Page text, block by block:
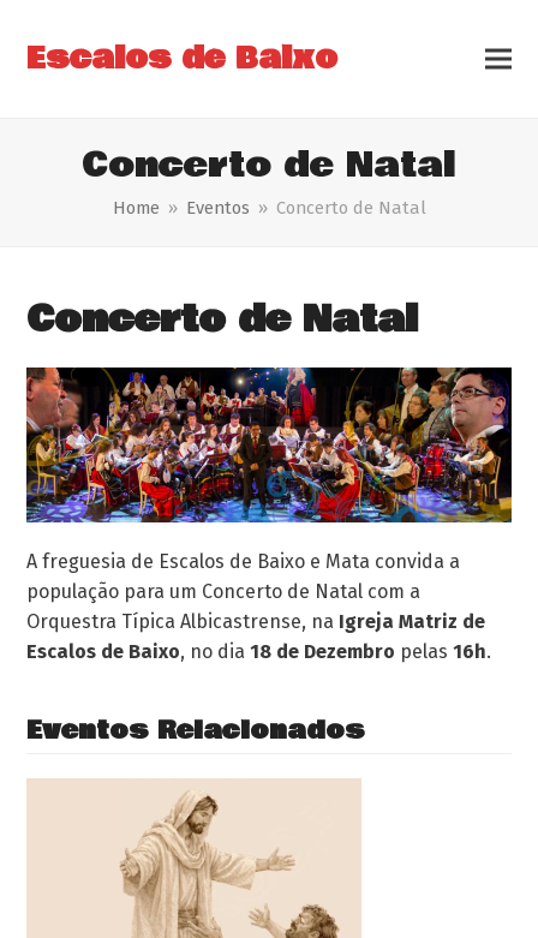
Escalos de Baixo
Concerto de Natal
Home » Eventos » Concerto de Natal
Concerto de Natal
A freguesia de Escalos de Baixo e Mata convida a
população para um Concerto de Natal com a
Orquestra Típica Albicastrense, na Igreja Matriz de
Escalos de Baixo, no dia18 de Dezembro pelas16h.
Eventos Relacionados